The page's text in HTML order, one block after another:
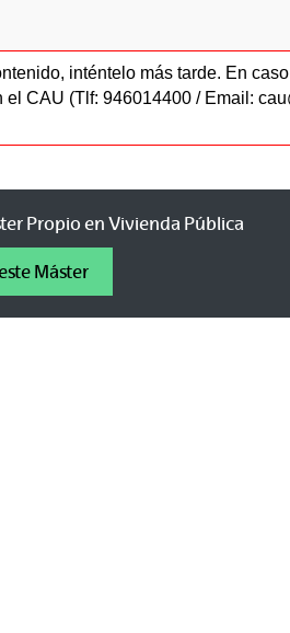
inténtelo más tarde. En caso
el CAU (Tlf: 946014400 / Email:
Propio en Vivienda Pública
Máster